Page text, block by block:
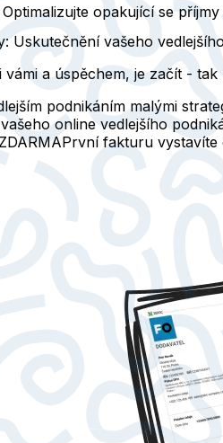
Optimalizujte opakující se
Uskutečnění vašeho
vámi a úspěchem, je začít -
podnikáním malými
online vedlejšího
První fakturu vystavíte